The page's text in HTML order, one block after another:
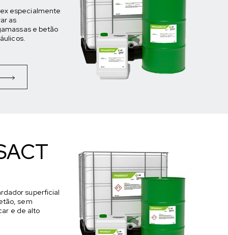
especialmente
as
e betão
superficial
sem
e de alto